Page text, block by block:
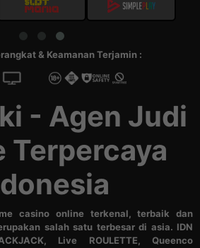
& Keamanan Terjamin :
- Agen Judi
Terpercaya
casino online terkenal, terbaik dan
salah satu terbesar di asia. IDN
Live ROULETTE, Queenco